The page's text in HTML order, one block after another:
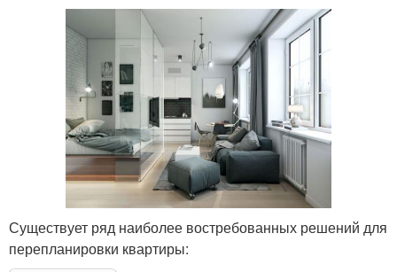
Существует ряд наиболее востребованных решений для
перепланировки квартиры: